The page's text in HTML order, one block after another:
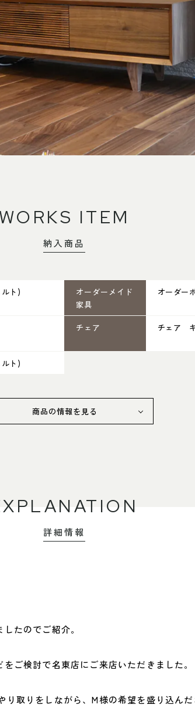
WORKS ITEM
納入商品
ト)
オーダーメイド
家具
オーダー
チェア チェア
ト)
商品の情報を見る
詳細情報
たのでご紹介。
ご検討で名東店にご来店いただきました。
り取りをしながら、M様の希望を盛り込ん